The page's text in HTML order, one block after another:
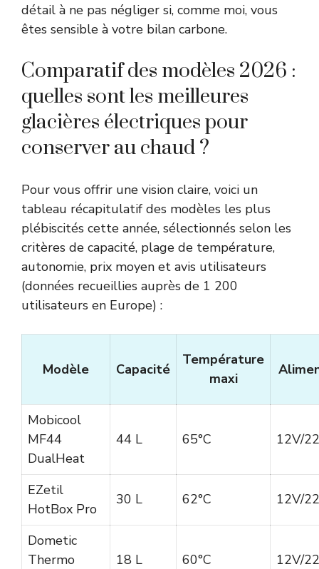
détail à ne pas négliger si, comme moi, vous
êtes sensible à votre bilan carbone.
Comparatif des modèles 2026 :
quelles sont les meilleures
glacières électriques pour
conserver au chaud ?
Pour vous offrir une vision claire, voici un
tableau récapitulatif des modèles les plus
plébiscités cette année, sélectionnés selon les
critères de capacité, plage de température,
autonomie, prix moyen et avis utilisateurs
(données recueillies auprès de 1 200
utilisateurs en Europe) :
Modèle Capacité
Température
maxi
Mobicool
MF44
DualHeat
44 L 65°C 12V/
EZetil
HotBox Pro
30 L 62°C 12V/
Dometic
Thermo
18 L 60°C 12V/